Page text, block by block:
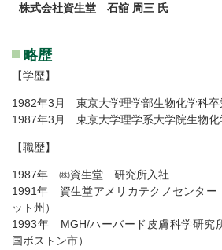
株式会社資生堂 石舘 周三 氏
略歴
【学歴】
1982年3月 東京大学理学部生物化学科卒
1987年3月 東京大学理学系大学院生物化
【職歴】
1987年 ㈱資生堂 研究所入社
1991年 資生堂アメリカテクノセンタ
ット州）
1993年 MGH/ハーバード皮膚科学研
国ボストン市）